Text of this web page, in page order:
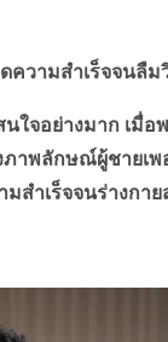
ความสำเร็จจนลื
ย่างมาก เมื่อพ
าพลักษณ์ผู้ชายเ
สำเร็จจนร่างก